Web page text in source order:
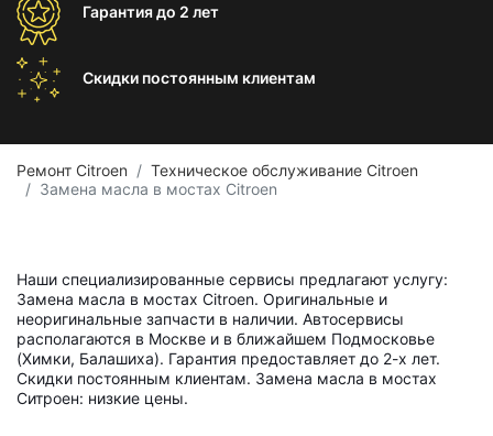
Гарантиядо 2 лет
Скидки постоянным клиентам
Ремонт Citroen
Техническое обслуживание Citroen
Замена масла в мостах Citroen
Наши специализированные сервисы предлагают услугу:
Замена масла в мостах Citroen. Оригинальные и
неоригинальные запчасти в наличии. Автосервисы
располагаются в Москве и в ближайшем Подмосковье
(Химки, Балашиха). Гарантия предоставляет до 2-х лет.
Скидки постоянным клиентам. Замена масла в мостах
Ситроен: низкие цены.